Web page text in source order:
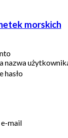
morskich
nazwa
hasło
mail